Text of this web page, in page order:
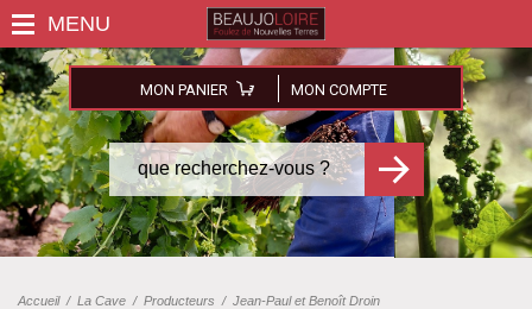
MON PANIER MON COMPTE
Accueil/ La Cave / Producteurs / Jean-Paul et Benoît Droin